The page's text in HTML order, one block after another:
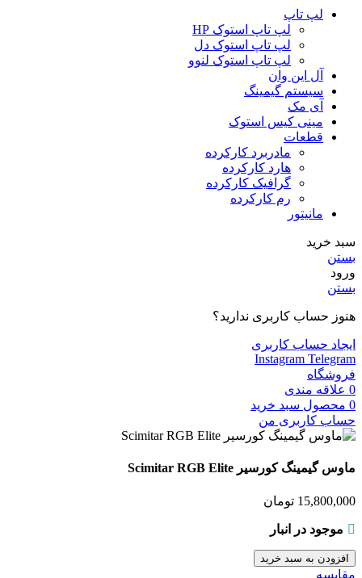
لپ تاپ
لپ تاپ استوک HP
لپ تاپ استوک دل
لپ تاپ استوک لنوو
آل این وان
سیستم گیمینگ
آی مک
مینی کیس استوک
قطعات
مادربرد کارکرده
هارد کارکرده
گرافیک کارکرده
رم کارکرده
مانیتور
سبد خرید
بستن
ورود
بستن
هنوز حساب کاربری ندارید؟
ایجاد حساب کاربری
Instagram Telegram
فروشگاه
0 علاقه مندی
0 محصول سبد خرید
حساب کاربری من
ماوس گیمینگ کورسیر Scimitar RGB Elite
15,800,000 تومان
موجود در انبار
افزودن به سبد خرید
مقایسه